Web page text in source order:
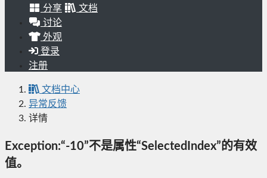
分享
文档
讨论
外观
登录
注册
文档中心
异常反馈
详情
Exception:“-10”不是属性“SelectedIndex”的有效
值。